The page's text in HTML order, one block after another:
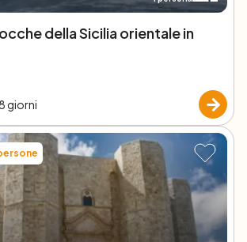
della Sicilia orientale in
giorni